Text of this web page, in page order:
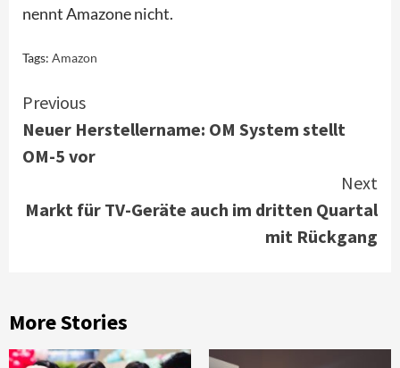
nennt Amazone nicht.
Tags: Amazon
Continue
Reading
Previous
Neuer Herstellername: OM System stellt
OM-5 vor
Next
Markt für TV-Geräte auch im dritten Quartal
mit Rückgang
More Stories